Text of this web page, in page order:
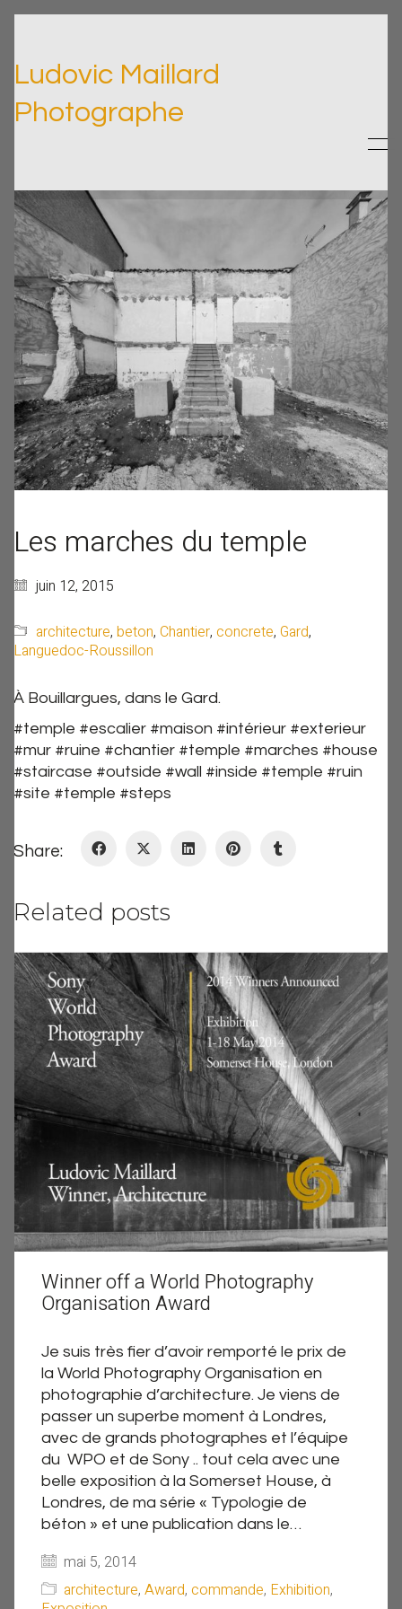
Ludovic Maillard
Photographe
Les marches du temple
juin 12, 2015
architecture, beton, Chantier, concrete, Gard,
Languedoc-Roussillon
À Bouillargues, dans le Gard.
#temple #escalier #maison #intérieur #exterieur
#mur #ruine #chantier #temple #marches #house
#staircase #outside #wall #inside #temple #ruin
#site #temple #steps
Share:
Related posts
Winner off a World Photography
Organisation Award
Je suis très fier d’avoir remporté le prix de
la World Photography Organisation en
photographie d’architecture. Je viens de
passer un superbe moment à Londres,
avec de grands photographes et l’équipe
du WPO et de Sony .. tout cela avec une
belle exposition à la Somerset House, à
Londres, de ma série « Typologie de
béton » et une publication dans le…
mai 5, 2014
architecture, Award, commande, Exhibition,